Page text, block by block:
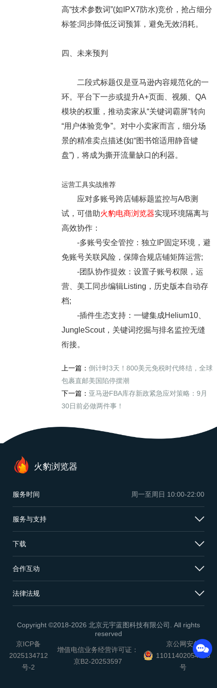
高“技术参数词”(如IPX7防水)竞价，抢占细分
标签;同步降低泛词预算，避免无效消耗。
四、未来预判
二段式标题仅是亚马逊内容规范化的一
环。平台下一步或提升A+页面、视频、QA
模块的权重，推动卖家从“关键词霸屏”转向
“用户体验竞争”。对中小卖家而言，细分场
景的精准卖点描述(如“图书馆适用静音键
盘”)，将成为撕开流量缺口的利器。
运营工具实战推荐
应对多账号跨店铺标题监控与A/B测
试，可借助火豹电商浏览器实现环境隔离与
高效协作：
-多账号安全管控：独立IP固定环境，避
免账号关联风险，保障合规店铺矩阵运营;
-团队协作提效：设置子账号权限，运
营、美工同步编辑Listing，历史版本自动存
档;
-插件生态支持：一键集成Helium10、
JungleScout，关键词挖掘与排名监控无缝
衔接。
上一篇： 倒计时3天！800美元免税时代终结，全球
包裹直邮美国陷停摆潮
下一篇： 亚马逊FBA库存新政紧急应对策略：9月
30日前必做两件事！
服务时间 周一至周日 10:00-22:00
火豹浏览器
服务与支持
下载
合作互动
法律法规
Copyright ©2018-2026 北京元宇蓝图科技有限公司. All rights
reserved
京ICP备
2025134712
号-2
增值电信业务经营许可证：
京B2-20253597
京公网安备
11011402054503
号